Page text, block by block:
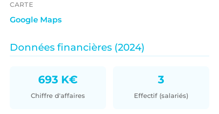
CARTE
Google Maps
Données financières (2024)
693 K€
Chiffre d'affaires
3
Effectif (salariés)